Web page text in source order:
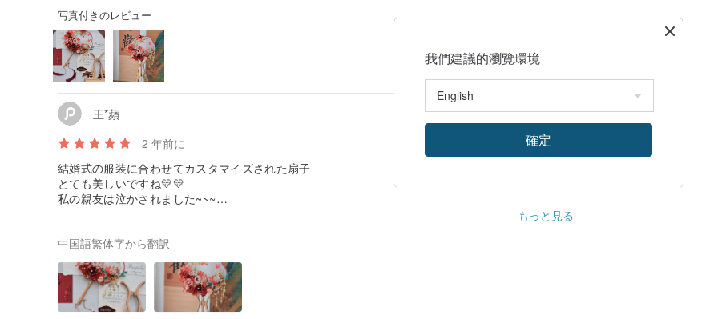
注文してください。
4. 写真撮影とサイズ測定により、色の違いや誤差が生じる場合があります。ご容赦ください。実
際の出荷は最終的なものになります。完璧主義者は注文しないでください。ありがとうございま
す。」
5.本商品および資材パッケージはウェディング用品のため、理由の如何を問わず7日以内の返品・
交換はできません。
6. 完成した扇子は完全な手作りのため、完璧を求めることは不可能です. 糊跡や手の跡は避けられ
ません. また、手作り製品は100％完全に同じではありません. 付属品の位置は、実際のものとわず
かに異なる場合があります.ご注文頂いた時点で同意したものとさせて頂きますので、よろしけれ
ば慎重に撮影をお願い致します。プリザーブドフラワーは生花を使用しておりますので、ロットご
とに多少の色の違いはございますが、あまり大きくはありませんが、とても綺麗なものとなります
ので、発送前に写真を撮ってご確認いただくことも可能ですので、気になる方はご注意くださいま
せ。
7. 完成した扇子には接着剤が付いておりますが、物流中の激しい揺れや衝突により、小さな付属
は品質上の問題ではありません。
8. マテリアル パッケージは準備ができていません。これは単なる「マテリアル パッケージ」であ
り、通常は空のファンと関連アクセサリのみです。
9. ジュエリーは鉄にゴールドを施してありますが、ゴールドも酸化しますので、酸化しないよう
に適切に保管してください。
写真付きのレビュー
王*蘋
2 年前に
結婚式の服装に合わせてカスタマイズされた扇子
とても美しいですね💛💛
私の親友は泣かされました~~~
この品質でこの価格ならかなりオススメですよ♪
もっと見る
中国語繁体字から翻訳
我們建議的瀏覽環境
確定